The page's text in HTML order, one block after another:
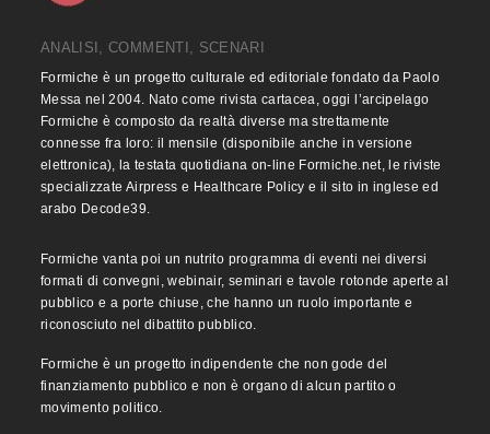
ANALISI, COMMENTI, SCENARI
Formiche è un progetto culturale ed editoriale fondato da Paolo
Messa nel 2004. Nato come rivista cartacea, oggi l’arcipelago
Formiche è composto da realtà diverse ma strettamente
connesse fra loro: il mensile (disponibile anche in versione
elettronica), la testata quotidiana on-line Formiche.net, le riviste
specializzate Airpress e Healthcare Policy e il sito in inglese ed
arabo Decode39.
Formiche vanta poi un nutrito programma di eventi nei diversi
formati di convegni, webinair, seminari e tavole rotonde aperte al
pubblico e a porte chiuse, che hanno un ruolo importante e
riconosciuto nel dibattito pubblico.
Formiche è un progetto indipendente che non gode del
finanziamento pubblico e non è organo di alcun partito o
movimento politico.